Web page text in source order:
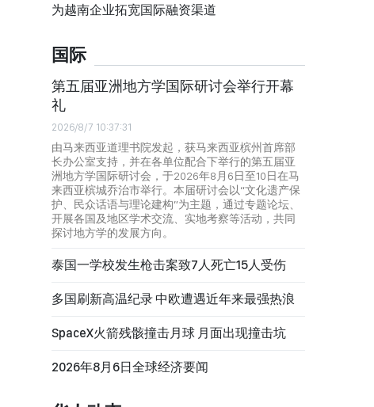
为越南企业拓宽国际融资渠道
国际
第五届亚洲地方学国际研讨会举行开幕
礼
2026/8/7 10:37:31
由马来西亚道理书院发起，获马来西亚槟州首席部
长办公室支持，并在各单位配合下举行的第五届亚
洲地方学国际研讨会，于2026年8月6日至10日在马
来西亚槟城乔治市举行。本届研讨会以“文化遗产保
护、民众话语与理论建构”为主题，通过专题论坛、
开展各国及地区学术交流、实地考察等活动，共同
探讨地方学的发展方向。
泰国一学校发生枪击案致7人死亡15人受伤
多国刷新高温纪录 中欧遭遇近年来最强热浪
SpaceX火箭残骸撞击月球 月面出现撞击坑
2026年8月6日全球经济要闻